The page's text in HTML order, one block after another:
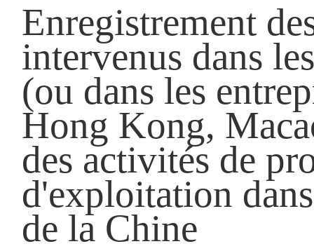
Enregistrement
intervenus dans
(ou dans les
Hong Kong,
des activités de
d'exploitation
de la Chine